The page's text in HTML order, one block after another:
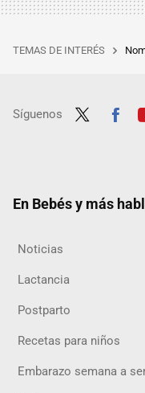
TEMAS DE INTERÉS
Síguenos
En Bebés y más
Noticias
Lactancia
Postparto
Recetas para niños
Embarazo semana a